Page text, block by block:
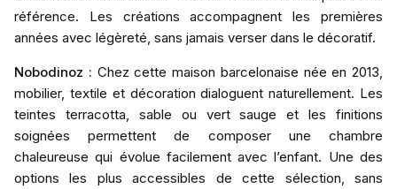
référence. Les créations accompagnent les premières
années avec légèreté, sans jamais verser dans le décoratif.
Nobodinoz : Chez cette maison barcelonaise née en 2013,
mobilier, textile et décoration dialoguent naturellement. Les
teintes terracotta, sable ou vert sauge et les finitions
soignées permettent de composer une chambre
chaleureuse qui évolue facilement avec l’enfant. Une des
options les plus accessibles de cette sélection, sans